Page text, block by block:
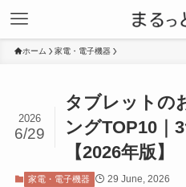
ホーム 家電・電子機器
タブレットの
ングTOP10｜
【2026年版】
2026
6/29
家電・電子機器 29 June, 2026